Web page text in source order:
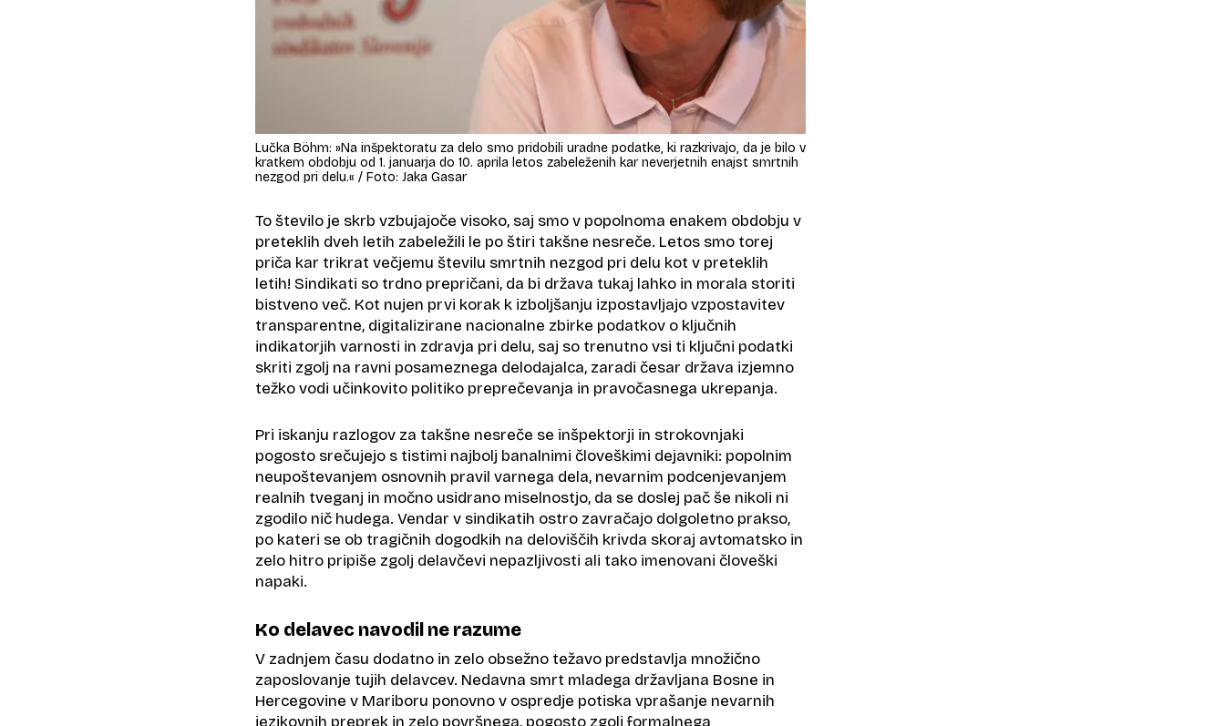
Lučka Böhm: »Na inšpektoratu za delo smo pridobili uradne podatke, ki razkrivajo, da je bilo v
kratkem obdobju od 1. januarja do 10. aprila letos zabeleženih kar neverjetnih enajst smrtnih
nezgod pri delu.« / Foto: Jaka Gasar
To število je skrb vzbujajoče visoko, saj smo v popolnoma enakem obdobju v
preteklih dveh letih zabeležili le po štiri takšne nesreče. Letos smo torej
priča kar trikrat večjemu številu smrtnih nezgod pri delu kot v preteklih
letih! Sindikati so trdno prepričani, da bi država tukaj lahko in morala storiti
bistveno več. Kot nujen prvi korak k izboljšanju izpostavljajo vzpostavitev
transparentne, digitalizirane nacionalne zbirke podatkov o ključnih
indikatorjih varnosti in zdravja pri delu, saj so trenutno vsi ti ključni podatki
skriti zgolj na ravni posameznega delodajalca, zaradi česar država izjemno
težko vodi učinkovito politiko preprečevanja in pravočasnega ukrepanja.
Pri iskanju razlogov za takšne nesreče se inšpektorji in strokovnjaki
pogosto srečujejo s tistimi najbolj banalnimi človeškimi dejavniki: popolnim
neupoštevanjem osnovnih pravil varnega dela, nevarnim podcenjevanjem
realnih tveganj in močno usidrano miselnostjo, da se doslej pač še nikoli ni
zgodilo nič hudega. Vendar v sindikatih ostro zavračajo dolgoletno prakso,
po kateri se ob tragičnih dogodkih na deloviščih krivda skoraj avtomatsko in
zelo hitro pripiše zgolj delavčevi nepazljivosti ali tako imenovani človeški
napaki.
Ko delavec navodil ne razume
V zadnjem času dodatno in zelo obsežno težavo predstavlja množično
zaposlovanje tujih delavcev. Nedavna smrt mladega državljana Bosne in
Hercegovine v Mariboru ponovno v ospredje potiska vprašanje nevarnih
jezikovnih preprek in zelo površnega, pogosto zgolj formalnega